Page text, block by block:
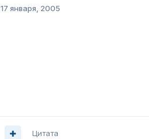
17 января, 2005
Цитата